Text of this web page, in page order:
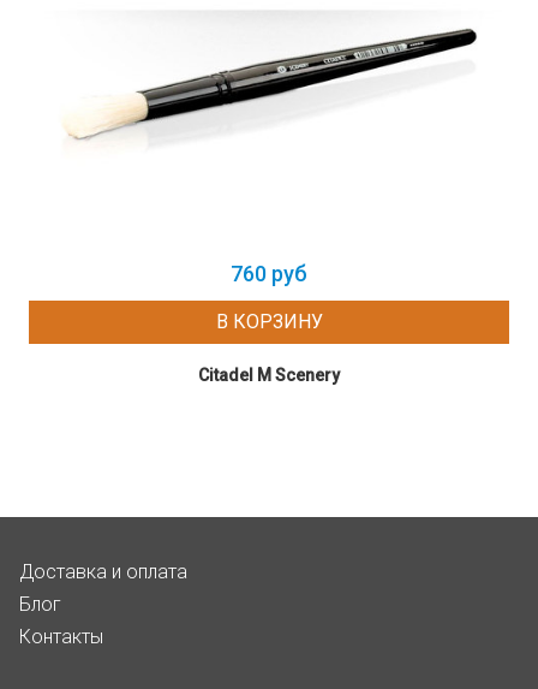
760 руб
В КОРЗИНУ
Citadel M Scenery
Доставка и оплата
Блог
Контакты